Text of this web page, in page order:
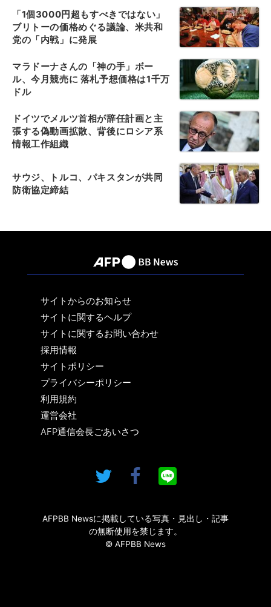
「1個3000円超もすべきではない」
ブリトーの価格めぐる議論、米共和
党の「内戦」に発展
マラドーナさんの「神の手」ボー
ル、今月競売に 落札予想価格は1千万
ドル
ドイツでメルツ首相が辞任計画と主
張する偽動画拡散、背後にロシア系
情報工作組織
サウジ、トルコ、パキスタンが共同
防衛協定締結
サイトからのお知らせ
サイトに関するヘルプ
サイトに関するお問い合わせ
採用情報
サイトポリシー
プライバシーポリシー
利用規約
運営会社
AFP通信会長ごあいさつ
AFPBB Newsに掲載している写真・見出し・記事
の無断使用を禁じます。
© AFPBB News